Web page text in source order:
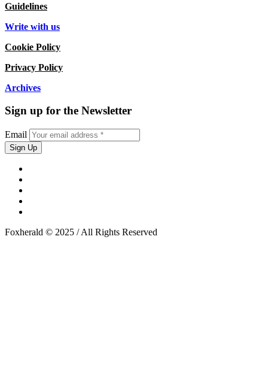
Guidelines
Write with us
Cookie Policy
Privacy Policy
Archives
Sign up for the Newsletter
Email
Foxherald © 2025 / All Rights Reserved